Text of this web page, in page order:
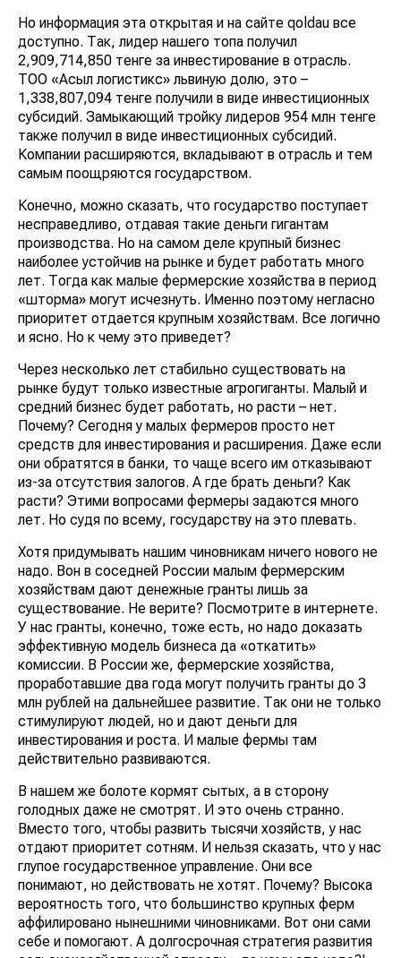
Но информация эта открытая и на сайте qoldau все
доступно. Так, лидер нашего топа получил
2,909,714,850 тенге за инвестирование в отрасль.
ТОО «Асыл логистикс» львиную долю, это –
1,338,807,094 тенге получили в виде инвестиционных
субсидий. Замыкающий тройку лидеров 954 млн тенге
также получил в виде инвестиционных субсидий.
Компании расширяются, вкладывают в отрасль и тем
самым поощряются государством.
Конечно, можно сказать, что государство поступает
несправедливо, отдавая такие деньги гигантам
производства. Но на самом деле крупный бизнес
наиболее устойчив на рынке и будет работать много
лет. Тогда как малые фермерские хозяйства в период
«шторма» могут исчезнуть. Именно поэтому негласно
приоритет отдается крупным хозяйствам. Все логично
и ясно. Но к чему это приведет?
Через несколько лет стабильно существовать на
рынке будут только известные агрогиганты. Малый и
средний бизнес будет работать, но расти – нет.
Почему? Сегодня у малых фермеров просто нет
средств для инвестирования и расширения. Даже если
они обратятся в банки, то чаще всего им отказывают
из-за отсутствия залогов. А где брать деньги? Как
расти? Этими вопросами фермеры задаются много
лет. Но судя по всему, государству на это плевать.
Хотя придумывать нашим чиновникам ничего нового не
надо. Вон в соседней России малым фермерским
хозяйствам дают денежные гранты лишь за
существование. Не верите? Посмотрите в интернете.
У нас гранты, конечно, тоже есть, но надо доказать
эффективную модель бизнеса да «откатить»
комиссии. В России же, фермерские хозяйства,
проработавшие два года могут получить гранты до 3
млн рублей на дальнейшее развитие. Так они не только
стимулируют людей, но и дают деньги для
инвестирования и роста. И малые фермы там
действительно развиваются.
В нашем же болоте кормят сытых, а в сторону
голодных даже не смотрят. И это очень странно.
Вместо того, чтобы развить тысячи хозяйств, у нас
отдают приоритет сотням. И нельзя сказать, что у нас
глупое государственное управление. Они все
понимают, но действовать не хотят. Почему? Высока
вероятность того, что большинство крупных ферм
аффилировано нынешними чиновниками. Вот они сами
себе и помогают. А долгосрочная стратегия развития